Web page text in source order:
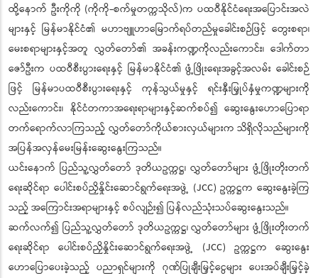
ထို့နောက် ဦးကိုကို (ကိုကို-စက်မှုတက္ကသိုလ်)က ပထဝီနိုင်ငံရေးအပြောင်းအလဲ
များနှင့် မြန်မာနိုင်ငံ၏ မဟာဗျူဟာမြောက်ရပ်တည်မှုခေါင်းစဉ်ဖြင့် တွေးစရာ၊
မေးစရာများနှင့်အတူ လွှတ်တော်၏ အခန်းကဏ္ဍကိုလည်းကောင်း၊ ဒေါက်တာ
ဇော်ဦးက ပထဝီစီးပွားရေးနှင့် မြန်မာနိုင်ငံ၏ ဖွံ့ဖြိုးရေးအခွင့်အလမ်း ခေါင်းစဉ်
ဖြင့် မြန်မာပထဝီစီးပွားရေးနှင့် ကုန်သွယ်မှုနှင့် ရင်းနှီးမြှုပ်နှံမှုကဏ္ဍများကို
လည်းကောင်း၊ နိုင်ငံတကာအရေးရာများနှင့်ဆက်စပ်၍ ဆွေးနွေးဟောပြောရာ
တက်ရောက်လာကြသည့် လွှတ်တော်ကိုယ်စားလှယ်များက သိရှိလိုသည်များကို
အပြန်အလှန်မေးမြန်းဆွေးနွေးကြသည်။
ယင်းနောက် ပြည်သူ့လွှတ်တော် ဒုတိယဥက္ကဋ္ဌ၊ လွှတ်တော်များ ဖွံ့ဖြိုးတိုးတက်
ရေးဆိုင်ရာ ပေါင်းစပ်ညှိနှိုင်းဆောင်ရွက်ရေးအဖွဲ့ (JCC) ဥက္ကဋ္ဌက ဆွေးနွေးခဲ့ကြ
သည့် အကြောင်းအရာများနှင့် စပ်လျဉ်း၍ ပြန်လည်သုံးသပ်ဆွေးနွေးသည်။
ဆက်လက်၍ ပြည်သူ့လွှတ်တော် ဒုတိယဥက္ကဋ္ဌ၊ လွှတ်တော်များ ဖွံ့ဖြိုးတိုးတက်
ရေးဆိုင်ရာ ပေါင်းစပ်ညှိနှိုင်းဆောင်ရွက်ရေးအဖွဲ့ (JCC) ဥက္ကဋ္ဌက ဆွေးနွေး
ဟောပြောပေးခဲ့သည့် ပညာရှင်များကို ဂုဏ်ပြုချီးမြှင့်ငွေများ ပေးအပ်ချီးမြှင့်ခဲ့